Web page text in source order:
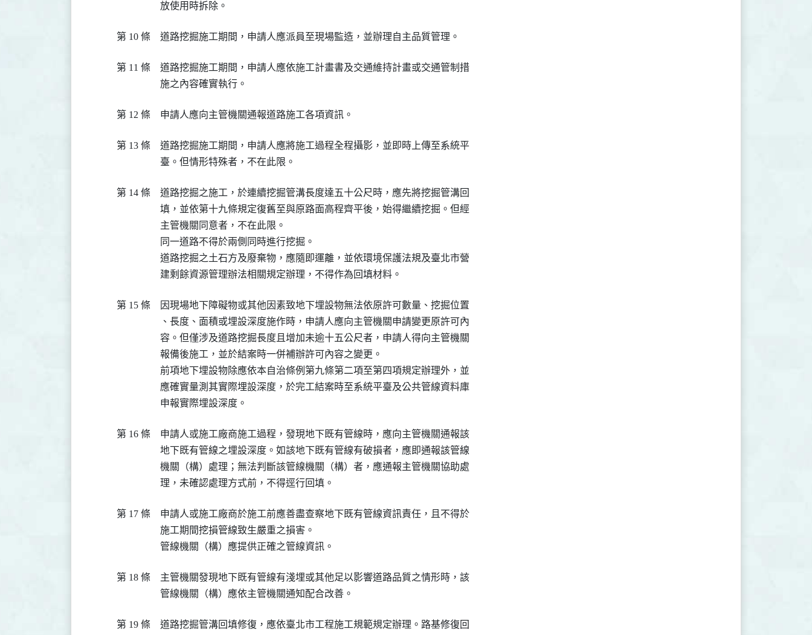
放使用時拆除。
第 10 條 道路挖掘施工期間，申請人應派員至現場監造，並辦理自主品質管理。
第 11 條
道路挖掘施工期間，申請人應依施工計畫書及交通維持計畫或交通管制措
施之內容確實執行。
第 12 條 申請人應向主管機關通報道路施工各項資訊。
第 13 條
道路挖掘施工期間，申請人應將施工過程全程攝影，並即時上傳至系統平
臺。但情形特殊者，不在此限。
第 14 條
道路挖掘之施工，於連續挖掘管溝長度達五十公尺時，應先將挖掘管溝回
填，並依第十九條規定復舊至與原路面高程齊平後，始得繼續挖掘。但經
主管機關同意者，不在此限。
同一道路不得於兩側同時進行挖掘。
道路挖掘之土石方及廢棄物，應隨即運離，並依環境保護法規及臺北市營
建剩餘資源管理辦法相關規定辦理，不得作為回填材料。
第 15 條
因現場地下障礙物或其他因素致地下埋設物無法依原許可數量、挖掘位置
、長度、面積或埋設深度施作時，申請人應向主管機關申請變更原許可內
容。但僅涉及道路挖掘長度且增加未逾十五公尺者，申請人得向主管機關
報備後施工，並於結案時一併補辦許可內容之變更。
前項地下埋設物除應依本自治條例第九條第二項至第四項規定辦理外，並
應確實量測其實際埋設深度，於完工結案時至系統平臺及公共管線資料庫
申報實際埋設深度。
第 16 條
申請人或施工廠商施工過程，發現地下既有管線時，應向主管機關通報該
地下既有管線之埋設深度。如該地下既有管線有破損者，應即通報該管線
機關（構）處理；無法判斷該管線機關（構）者，應通報主管機關協助處
理，未確認處理方式前，不得逕行回填。
第 17 條
申請人或施工廠商於施工前應善盡查察地下既有管線資訊責任，且不得於
施工期間挖損管線致生嚴重之損害。
管線機關（構）應提供正確之管線資訊。
第 18 條
主管機關發現地下既有管線有淺埋或其他足以影響道路品質之情形時，該
管線機關（構）應依主管機關通知配合改善。
第 19 條
道路挖掘管溝回填修復，應依臺北市工程施工規範規定辦理。路基修復回